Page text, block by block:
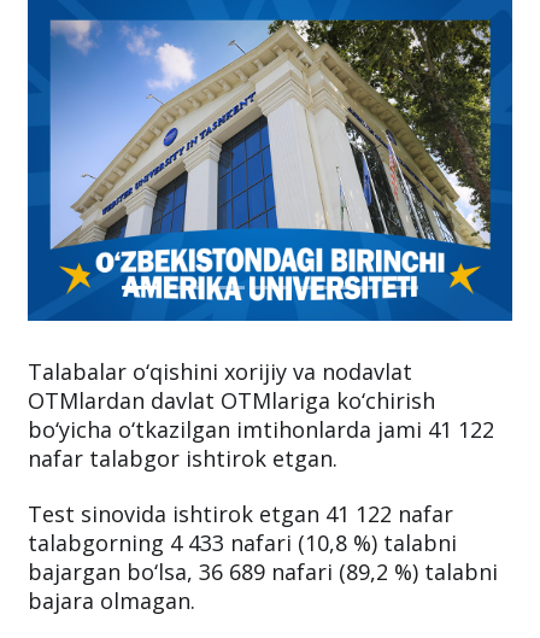
Talabalar o‘qishini xorijiy va nodavlat
OTMlardan davlat OTMlariga ko‘chirish
bo‘yicha o‘tkazilgan imtihonlarda jami 41 122
nafar talabgor ishtirok etgan.
Test sinovida ishtirok etgan 41 122 nafar
talabgorning 4 433 nafari (10,8 %) talabni
bajargan bo‘lsa, 36 689 nafari (89,2 %) talabni
bajara olmagan.